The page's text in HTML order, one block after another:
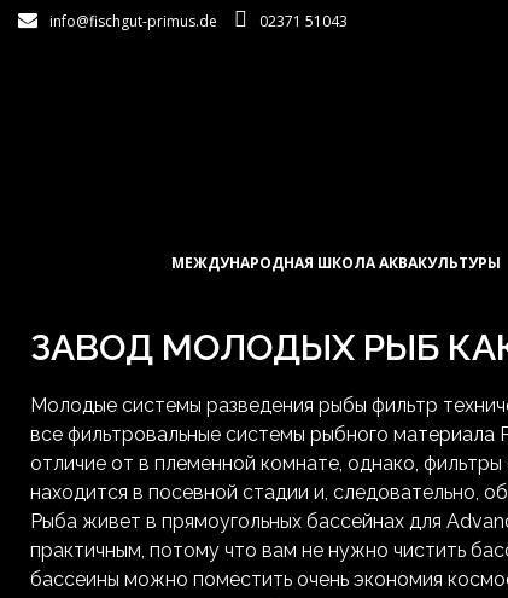
info@fischgut-primus.de 02371 51043
МЕЖДУНАРОДНАЯ ШКОЛА АКВАКУЛЬТУРЫ
ЗАВОД МОЛОДЫХ РЫБ
Молодые системы разведения рыбы фильтр
все фильтровальные системы рыбного материала
отличие от в племенной комнате, однако,
находится в посевной стадии и, следовательно,
Рыба живет в прямоугольных бассейнах для
практичным, потому что вам не нужно чистить
бассеины можно поместить очень экономия